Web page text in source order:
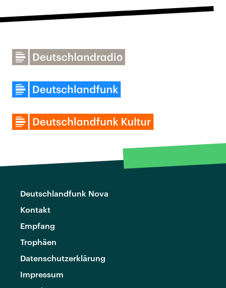
Deutschlandfunk Nova
Kontakt
Empfang
Trophäen
Datenschutzerklärung
Impressum